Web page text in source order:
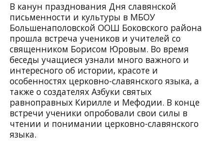
В канун празднования Дня славянской
письменности и культуры в МБОУ
Большенаполовской ООШ Боковского района
прошла встреча учеников и учителей со
священником Борисом Юровым. Во время
беседы учащиеся узнали много важного и
интересного об истории, красоте и
особенностях церковно-славянского языка, а
также о создателях Азбуки святых
равноправных Кирилле и Мефодии. В конце
встречи ученики опробовали свои силы в
чтении и понимании церковно-славянского
языка.